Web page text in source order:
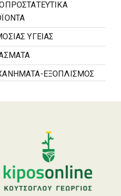
ΥΓΕΙΑΣ
ΕΞΟΠΛΙΣΜΟΣ